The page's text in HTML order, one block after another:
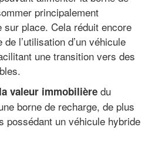
principalement
sur place. Cela réduit encore
de l’utilisation d’un véhicule
une transition vers des
valeur immobilière du
borne de recharge, de plus
possédant un véhicule hybride